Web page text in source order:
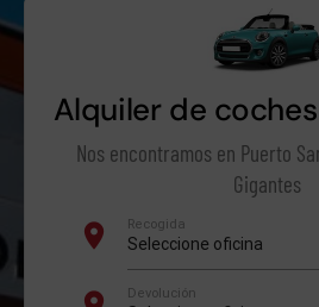
Alquiler de
Nos encontramos en Puerto
Gigantes